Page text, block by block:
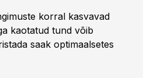
korral kasvavad
kaotatud tund võib
saak optimaalsetes